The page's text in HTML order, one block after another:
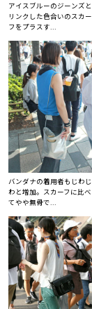
アイスブルーのジーンズと
リンクした色合いのスカー
フをプラスす...
バンダナの着用者もじわじ
わと増加。スカーフに比べ
てやや無骨で...